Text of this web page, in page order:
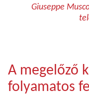
Giuseppe
A megelőző
folyamatos